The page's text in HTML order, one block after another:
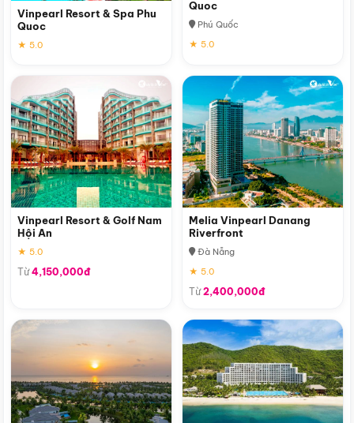
Vinpearl Resort & Spa Phu
Quoc
★ 5.0
Quoc
Phú Quốc
★ 5.0
Vinpearl Resort & Golf Nam
Hội An
★ 5.0
Từ4,150,000đ
Melia Vinpearl Danang
Riverfront
Đà Nẵng
★ 5.0
Từ2,400,000đ